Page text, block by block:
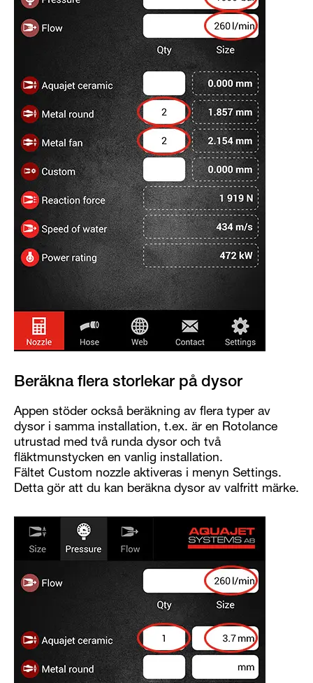
Beräkna flera storlekar på dysor
Appen stöder också beräkning av flera typer av
dysor i samma installation, t.ex. är en Rotolance
utrustad med två runda dysor och två
fläktmunstycken en vanlig installation.
Fältet Custom nozzle aktiveras i menyn Settings.
Detta gör att du kan beräkna dysor av valfritt märke.